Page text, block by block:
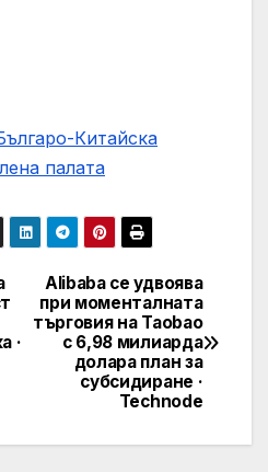
Китайска
палaта
Alibaba се удвоява
при моменталната
търговия на Taobao
с 6,98 милиарда
долара план за
субсидиране ·
Technode
·